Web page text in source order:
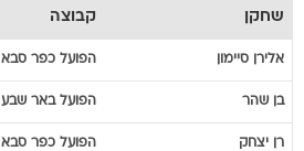
שחקן קבוצה
אלירן סיימון הפועל כפר סבא
בן שהר הפועל באר שבע
רן יצחק הפועל כפר סבא